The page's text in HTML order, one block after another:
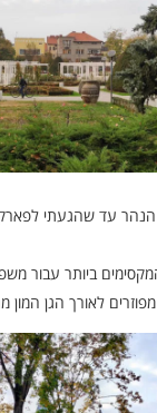
ביותר עבור
לאורך הגן המון